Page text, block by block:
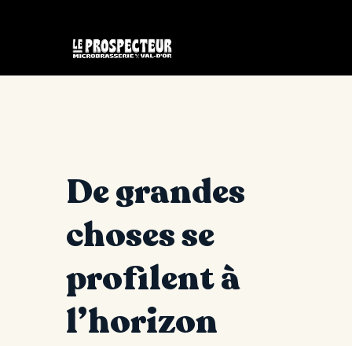
De grandes
choses se
profilent à
l’horizon